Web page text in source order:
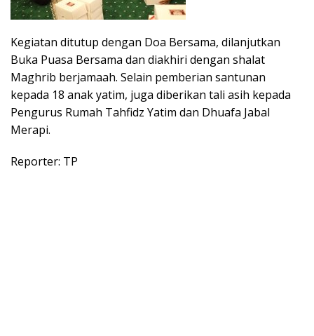
Kegiatan ditutup dengan Doa Bersama, dilanjutkan
Buka Puasa Bersama dan diakhiri dengan shalat
Maghrib berjamaah. Selain pemberian santunan
kepada 18 anak yatim, juga diberikan tali asih kepada
Pengurus Rumah Tahfidz Yatim dan Dhuafa Jabal
Merapi.
Reporter: TP